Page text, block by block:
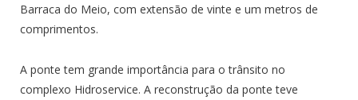
Barraca do Meio, com extensão de vinte e um metros de
comprimentos.
A ponte tem grande importância para o trânsito no
complexo Hidroservice. A reconstrução da ponte teve